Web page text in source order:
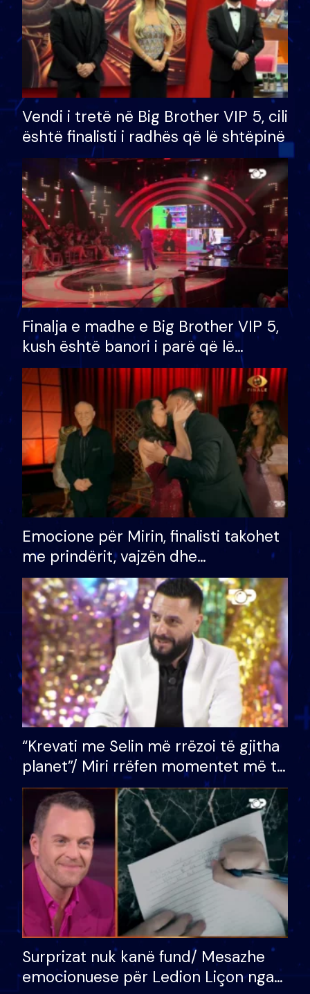
Vendi i tretë në Big Brother VIP 5, cili
është finalisti i radhës që lë shtëpinë
Finalja e madhe e Big Brother VIP 5,
kush është banori i parë që lë
shtëpinë dhe humb mundësinë për
të fituar çmimin e madh
Emocione për Mirin, finalisti takohet
me prindërit, vajzën dhe
bashkëshorten: S’kemi ndonjë letër
divorci apo jo?
“Krevati me Selin më rrëzoi të gjitha
planet”/ Miri rrëfen momentet më të
bukura në shtëpinë e BB VIP: Do më
mungojë zilja e mëngjesit kur…
Surprizat nuk kanë fund/ Mesazhe
emocionuese për Ledion Liçon nga